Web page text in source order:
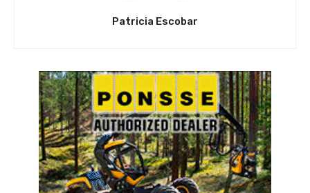
Patricia Escobar